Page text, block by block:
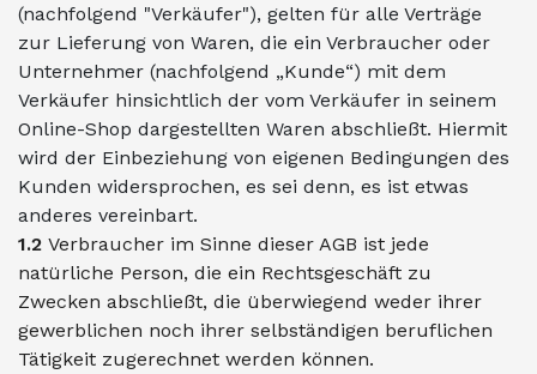
(nachfolgend "Verkäufer"), gelten für alle Verträge
zur Lieferung von Waren, die ein Verbraucher oder
Unternehmer (nachfolgend „Kunde“) mit dem
Verkäufer hinsichtlich der vom Verkäufer in seinem
Online-Shop dargestellten Waren abschließt. Hiermit
wird der Einbeziehung von eigenen Bedingungen des
Kunden widersprochen, es sei denn, es ist etwas
anderes vereinbart.
1.2 Verbraucher im Sinne dieser AGB ist jede
natürliche Person, die ein Rechtsgeschäft zu
Zwecken abschließt, die überwiegend weder ihrer
gewerblichen noch ihrer selbständigen beruflichen
Tätigkeit zugerechnet werden können.